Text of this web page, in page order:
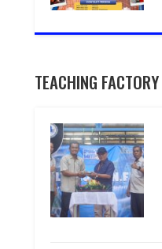
TEACHING FACTORY